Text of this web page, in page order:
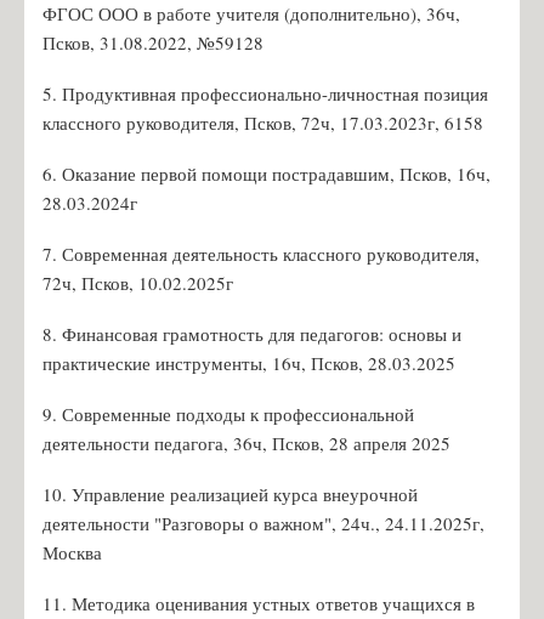
Волкова Н.О. - учитель музыки
Семенова И.В. - библиотекарь
Михеенкова М.И. - учитель начальных классов
Петрова С.И. - учитель русского языка и литературы
Архипова И.А. - учитель иностранного языка
Захарова А.Э. - учитель начальных классов
Бондарева А.Н. - учитель истории и обществознания
Кондратьева В.А. - учитель английского языка
Кашникова О.В., завуч по ВР
Чижиков А.Д. - учитель ОБЗР
Зелёва А.В. - замдиректора по АХЧ
Налбандян А.С. - учитель английского языка
ФГОС ООО в работе учителя (дополнительно), 36ч,
Псков, 31.08.2022, №59128
5. Продуктивная профессионально-личностная позиция
классного руководителя, Псков, 72ч, 17.03.2023г, 6158
6. Оказание первой помощи пострадавшим, Псков, 16ч,
28.03.2024г
7. Современная деятельность классного руководителя,
72ч, Псков, 10.02.2025г
8. Финансовая грамотность для педагогов: основы и
практические инструменты, 16ч, Псков, 28.03.2025
9. Современные подходы к профессиональной
деятельности педагога, 36ч, Псков, 28 апреля 2025
10. Управление реализацией курса внеурочной
деятельности "Разговоры о важном", 24ч., 24.11.2025г,
Москва
11. Методика оценивания устных ответов учащихся в